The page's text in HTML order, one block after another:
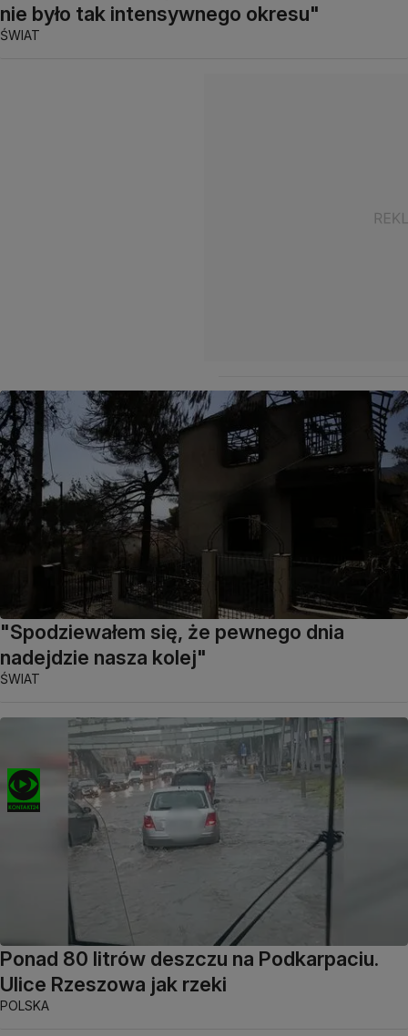
nie było tak intensywnego okresu"
ŚWIAT
"Spodziewałem się, że pewnego dnia
nadejdzie nasza kolej"
ŚWIAT
Ponad 80 litrów deszczu na Podkarpaciu.
Ulice Rzeszowa jak rzeki
POLSKA